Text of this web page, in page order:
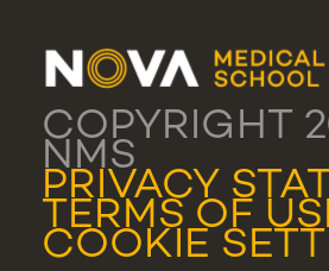
COPYRIGHT
NMS
PRIVACY
TERMS OF
COOKIE